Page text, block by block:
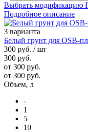
Выбрать модификацию
Подробное описание
3 варианта
Белый грунт для OSB-
300 руб. / шт
300 руб.
от 300 руб.
от 300 руб.
Объем, л
-
1
5
10